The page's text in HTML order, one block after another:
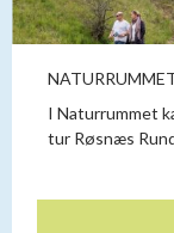
I Naturrummet
tur Røsnæs